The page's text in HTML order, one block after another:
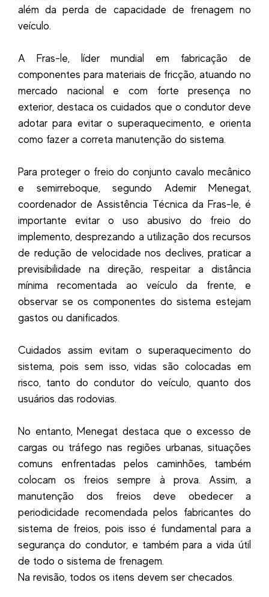
além da perda de capacidade de frenagem no
veículo.
A Fras-le, líder mundial em fabricação de
componentes para materiais de fricção, atuando no
mercado nacional e com forte presença no
exterior, destaca os cuidados que o condutor deve
adotar para evitar o superaquecimento, e orienta
como fazer a correta manutenção do sistema.
Para proteger o freio do conjunto cavalo mecânico
e semirreboque, segundo Ademir Menegat,
coordenador de Assistência Técnica da Fras-le, é
importante evitar o uso abusivo do freio do
implemento, desprezando a utilização dos recursos
de redução de velocidade nos declives, praticar a
previsibilidade na direção, respeitar a distância
mínima recomentada ao veículo da frente, e
observar se os componentes do sistema estejam
gastos ou danificados.
Cuidados assim evitam o superaquecimento do
sistema, pois sem isso, vidas são colocadas em
risco, tanto do condutor do veículo, quanto dos
usuários das rodovias.
No entanto, Menegat destaca que o excesso de
cargas ou tráfego nas regiões urbanas, situações
comuns enfrentadas pelos caminhões, também
colocam os freios sempre à prova. Assim, a
manutenção dos freios deve obedecer a
periodicidade recomendada pelos fabricantes do
sistema de freios, pois isso é fundamental para a
segurança do condutor, e também para a vida útil
de todo o sistema de frenagem.
Na revisão, todos os itens devem ser checados.